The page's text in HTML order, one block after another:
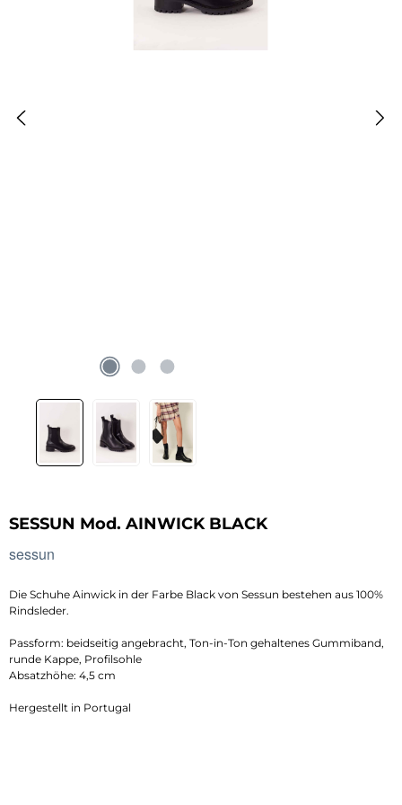
SESSUN Mod. AINWICK BLACK
sessun
Die Schuhe Ainwick in der Farbe Black von Sessun bestehen aus 100%
Rindsleder.
Passform: beidseitig angebracht, Ton-in-Ton gehaltenes Gummiband,
runde Kappe, Profilsohle
Absatzhöhe: 4,5 cm
Hergestellt in Portugal